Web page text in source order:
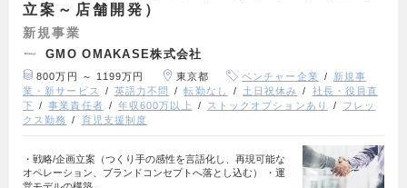
立案～店舗開発）
新規事業
GMO OMAKASE株式会社
800万円 ～ 1199万円 東京都 ベンチャー企業
新規事
業・新サービス
英語力不問 転勤なし 土日祝休み
社長・役員直
下
事業責任者 年収600万以上 ストックオプションあり
フレッ
クス勤務
育児支援制度
・戦略/企画立案（つくり手の感性を言語化し、再現可能な
オペレーション、ブランドコンセプトへ落とし込む） ・運